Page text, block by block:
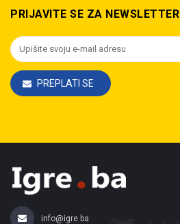
PRIJAVITE SE ZA NEWSLETTER
PREPLATI SE
info@igre.ba